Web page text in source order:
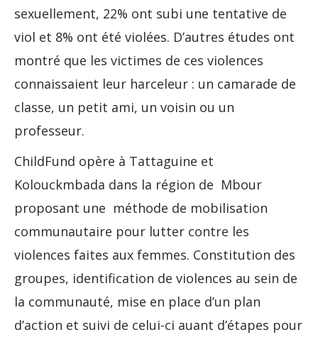
sexuellement, 22% ont subi une tentative de
viol et 8% ont été violées. D’autres études ont
montré que les victimes de ces violences
connaissaient leur harceleur : un camarade de
classe, un petit ami, un voisin ou un
professeur.
ChildFund opère à Tattaguine et
Kolouckmbada dans la région de Mbour
proposant une méthode de mobilisation
communautaire pour lutter contre les
violences faites aux femmes. Constitution des
groupes, identification de violences au sein de
la communauté, mise en place d’un plan
d’action et suivi de celui-ci auant d’étapes pour